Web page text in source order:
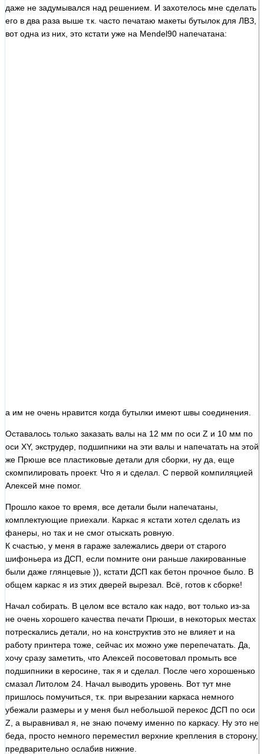
даже не задумывался над решением. И захотелось мне сделать
его в два раза выше т.к. часто печатаю макеты бутылок для ЛВЗ,
вот одна из них, это кстати уже на Mendel90 напечатана:
а им не очень нравится когда бутылки имеют швы соединения.
Оставалось только заказать валы на 12 мм по оси Z и 10 мм по
оси XY, экструдер, подшипники на эти валы и напечатать на этой
же Прюше все пластиковые детали для сборки, ну да, еще
скомпилировать проект. Что я и сделал. С первой компиляцией
Алексей мне помог.
Прошло какое то время, все детали были напечатаны,
комплектующие приехали. Каркас я кстати хотел сделать из
фанеры, но так и не смог отыскать ровную.
К счастью, у меня в гараже залежались двери от старого
шифоньера из ДСП, если помните они раньше лакированные
были даже глянцевые )), кстати ДСП как бетон прочное было. В
общем каркас я из этих дверей вырезал. Всё, готов к сборке!
Начал собирать. В целом все встало как надо, вот только из-за
не очень хорошего качества печати Прюши, в некоторых местах
потрескались детали, но на конструктив это не влияет и на
работу принтера тоже, сейчас их можно уже перепечатать. Да,
хочу сразу заметить, что Алексей посоветовал промыть все
подшипники в керосине, так я и сделал. После чего хорошенько
смазал Литолом 24. Начал выводить уровень. Вот тут мне
пришлось помучиться, т.к. при вырезании каркаса немного
убежали размеры и у меня был небольшой перекос ДСП по оси
Z, а выравнивал я, не знаю почему именно по каркасу. Ну это не
беда, просто немного переместил верхние крепления в сторону,
предварительно ослабив нижние.